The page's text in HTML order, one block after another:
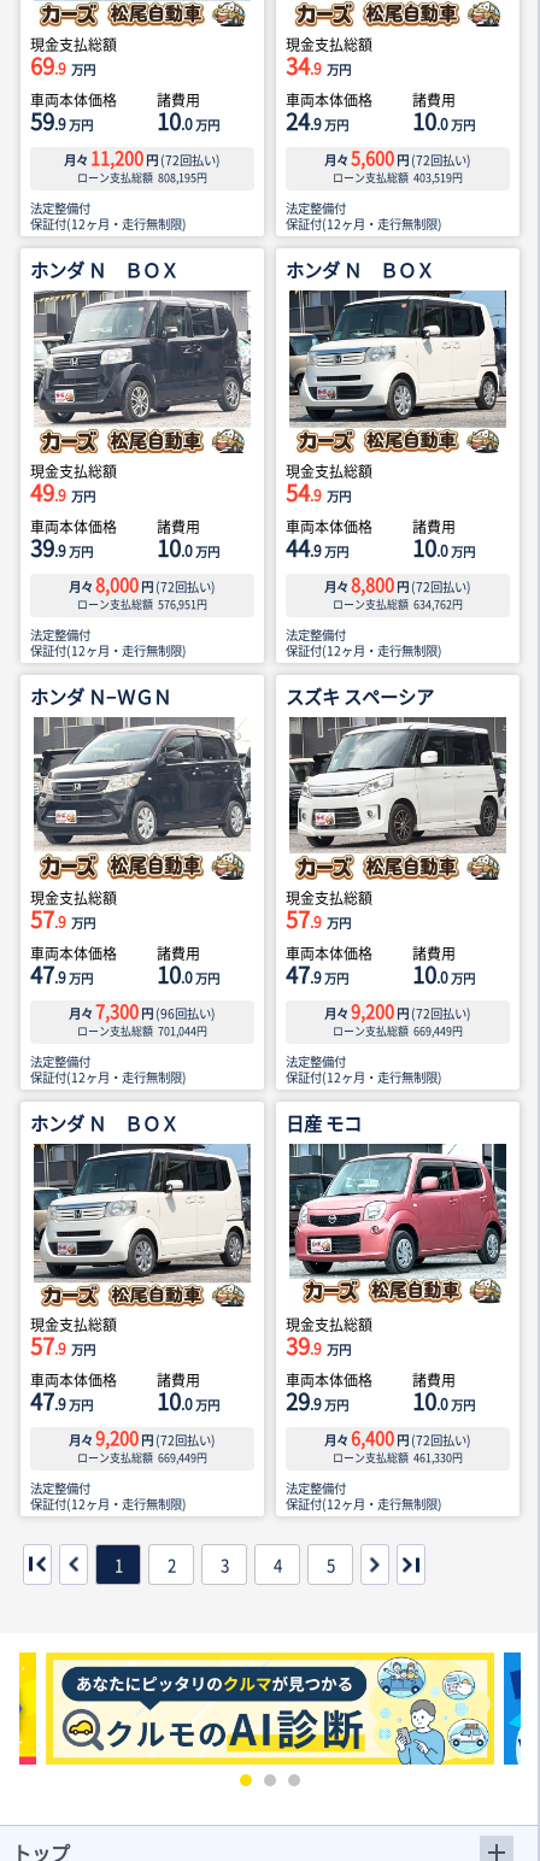
現金支払総額
69.9 万円
車両本体価格
59.9万円
諸費用
10.0万円
月々 11,200 円 (72回払い)
ローン支払総額 808,195円
法定整備付
保証付(12ヶ月・走行無制限)
現金支払総額
34.9 万円
車両本体価格
24.9万円
諸費用
10.0万円
月々 5,600 円 (72回払い)
ローン支払総額 403,519円
法定整備付
保証付(12ヶ月・走行無制限)
ホンダ Ｎ ＢＯＸ
現金支払総額
49.9 万円
車両本体価格
39.9万円
諸費用
10.0万円
月々 8,000 円 (72回払い)
ローン支払総額 576,951円
法定整備付
保証付(12ヶ月・走行無制限)
ホンダ Ｎ ＢＯＸ
現金支払総額
54.9 万円
車両本体価格
44.9万円
諸費用
10.0万円
月々 8,800 円 (72回払い)
ローン支払総額 634,762円
法定整備付
保証付(12ヶ月・走行無制限)
ホンダ Ｎ−ＷＧＮ
現金支払総額
57.9 万円
車両本体価格
47.9万円
諸費用
10.0万円
月々 7,300 円 (96回払い)
ローン支払総額 701,044円
法定整備付
保証付(12ヶ月・走行無制限)
スズキ スペーシア
現金支払総額
57.9 万円
車両本体価格
47.9万円
諸費用
10.0万円
月々 9,200 円 (72回払い)
ローン支払総額 669,449円
法定整備付
保証付(12ヶ月・走行無制限)
ホンダ Ｎ ＢＯＸ
現金支払総額
57.9 万円
車両本体価格
47.9万円
諸費用
10.0万円
月々 9,200 円 (72回払い)
ローン支払総額 669,449円
法定整備付
保証付(12ヶ月・走行無制限)
日産 モコ
現金支払総額
39.9 万円
車両本体価格
29.9万円
諸費用
10.0万円
月々 6,400 円 (72回払い)
ローン支払総額 461,330円
法定整備付
保証付(12ヶ月・走行無制限)
1 2 3 4 5
トップ